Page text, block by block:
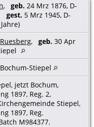
, geb. 24 Mrz 1876, D-
gest. 5 Mrz 1945, D-
, geb. 30 Apr
Stiepel
jetzt Bochum,
1897, Reg. 2,
Stiepel,
1897, Reg.
M984377.